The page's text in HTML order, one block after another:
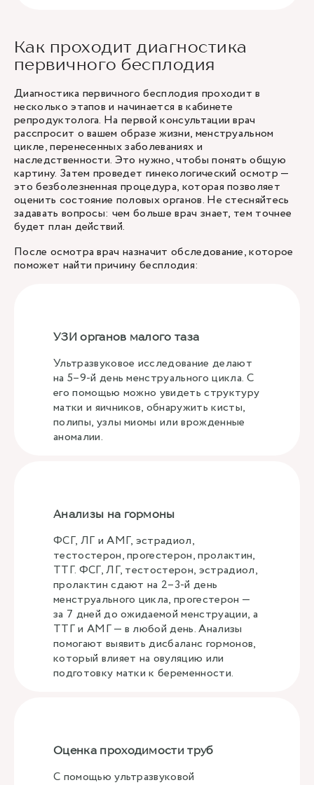
Как проходит диагностика
первичного бесплодия
Диагностика первичного бесплодия проходит в
несколько этапов и начинается в кабинете
репродуктолога. На первой консультации врач
расспросит о вашем образе жизни, менструальном
цикле, перенесенных заболеваниях и
наследственности. Это нужно, чтобы понять общую
картину. Затем проведет гинекологический осмотр —
это безболезненная процедура, которая позволяет
оценить состояние половых органов. Не стесняйтесь
задавать вопросы: чем больше врач знает, тем точнее
будет план действий.
После осмотра врач назначит обследование, которое
поможет найти причину бесплодия:
УЗИ органов малого таза
Ультразвуковое исследование делают
на 5–9-й день менструального цикла. С
его помощью можно увидеть структуру
матки и яичников, обнаружить кисты,
полипы, узлы миомы или врожденные
аномалии.
Анализы на гормоны
ФСГ, ЛГ и АМГ, эстрадиол,
тестостерон, прогестерон, пролактин,
ТТГ. ФСГ, ЛГ, тестостерон, эстрадиол,
пролактин сдают на 2–3-й день
менструального цикла, прогестерон —
за 7 дней до ожидаемой менструации, а
ТТГ и АМГ — в любой день. Анализы
помогают выявить дисбаланс гормонов,
который влияет на овуляцию или
подготовку матки к беременности.
Оценка проходимости труб
С помощью ультразвуковой